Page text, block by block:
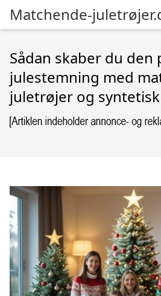
Matchende-
Sådan skaber du den
julestemning med
juletrøjer og